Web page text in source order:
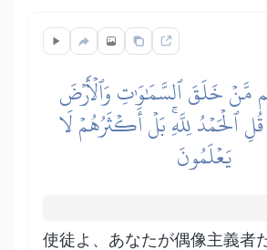
مَّنۡ خَلَقَ ٱلسَّمَٰوَٰتِ وَٱلۡأَرۡضَ
قُلِ ٱلۡحَمۡدُ لِلَّهِۚ بَلۡ أَكۡثَرُهُمۡ لَا
يَعۡلَمُونَ
使徒よ、あなたが偶像主義者